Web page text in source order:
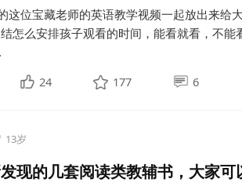
这位宝藏老师的英语教学视频一起放出来给
怎么安排孩子观看的时间，能看就看，不
24 177 6
13岁
现的几套阅读类教辅书，大家可